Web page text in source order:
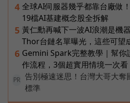
4 全球AI伺服器幾乎都靠台廠做
19檔AI基建概念股全拆解
5 黃仁勳再喊下一波AI浪潮是機
Thor台鏈名單曝光，這些可望
6 Gemini Spark完整教學｜幫你
作流程，3個超實用情境一次看
PR
告別極速迷思！台灣大哥大奪
標準